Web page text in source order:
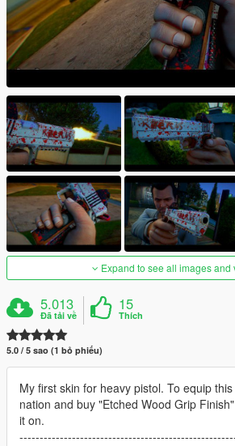
Expand to see all images and
5.013
Đã tải về
15
Thích
5.0 / 5 sao (1 bỏ phiếu)
My first skin for heavy pistol. To equip
nation and buy "Etched Wood Grip
it on.